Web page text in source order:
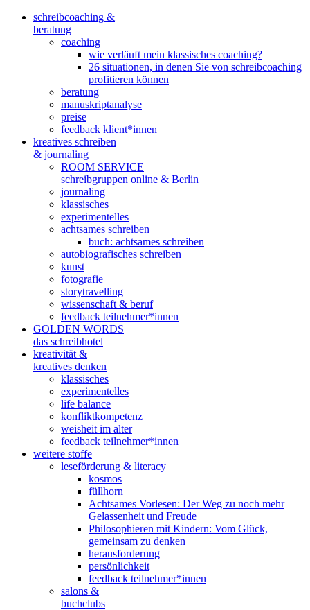
schreibcoaching &
beratung
coaching
wie verläuft mein klassisches coaching?
26 situationen, in denen Sie von schreibcoaching
profitieren können
beratung
manuskriptanalyse
preise
feedback klient*innen
kreatives schreiben
& journaling
ROOM SERVICE
schreibgruppen online & Berlin
journaling
klassisches
experimentelles
achtsames schreiben
buch: achtsames schreiben
autobiografisches schreiben
kunst
fotografie
storytravelling
wissenschaft & beruf
feedback teilnehmer*innen
GOLDEN WORDS
das schreibhotel
kreativität &
kreatives denken
klassisches
experimentelles
life balance
konfliktkompetenz
weisheit im alter
feedback teilnehmer*innen
weitere stoffe
leseförderung & literacy
kosmos
füllhorn
Achtsames Vorlesen: Der Weg zu noch mehr
Gelassenheit und Freude
Philosophieren mit Kindern: Vom Glück,
gemeinsam zu denken
herausforderung
persönlichkeit
feedback teilnehmer*innen
salons &
buchclubs